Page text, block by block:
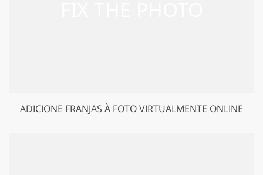
ADICIONE FRANJAS À FOTO VIRTUALMENTE ONLINE